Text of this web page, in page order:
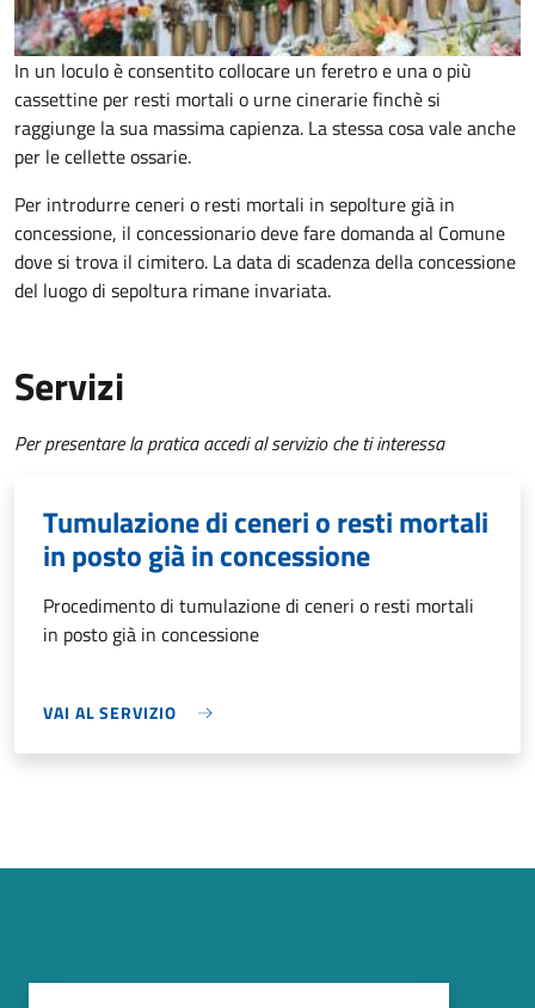
In un loculo è consentito collocare un feretro e una o più
cassettine per resti mortali o urne cinerarie finchè si
raggiunge la sua massima capienza. La stessa cosa vale anche
per le cellette ossarie.
Per introdurre ceneri o resti mortali in sepolture già in
concessione, il concessionario deve fare domanda al Comune
dove si trova il cimitero. La data di scadenza della concessione
del luogo di sepoltura rimane invariata.
Servizi
Per presentare la pratica accedi al servizio che ti interessa
Tumulazione di ceneri o resti mortali
in posto già in concessione
Procedimento di tumulazione di ceneri o resti mortali
in posto già in concessione
VAI AL SERVIZIO